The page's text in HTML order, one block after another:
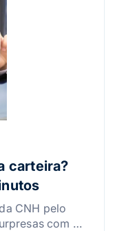
carteira?
CNH pelo
com a